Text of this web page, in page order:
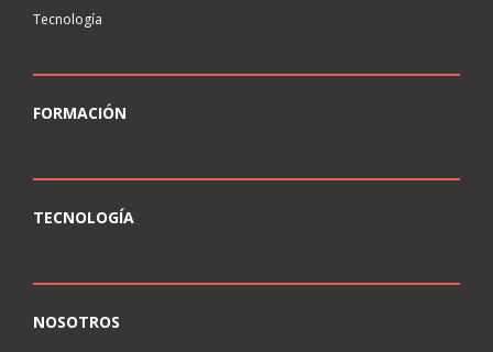
Tecnología
FORMACIÓN
TECNOLOGÍA
NOSOTROS